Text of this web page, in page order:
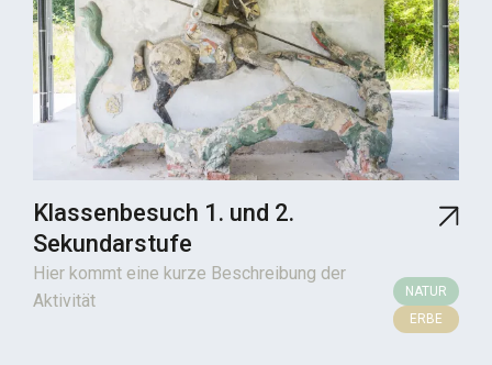
Klassenbesuch 1. und 2.
Sekundarstufe
Hier kommt eine kurze Beschreibung der
Aktivität
NATUR
ERBE